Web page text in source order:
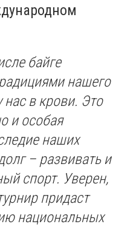
байге
нашего
в крови. Это
и особая
наших
– развивать и
спорт. Уверен,
придаст
национальных